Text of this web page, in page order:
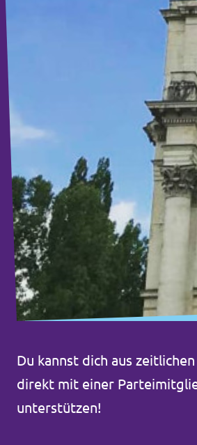
Volt Deutschland
Mache bei uns mit!
Deine Spende für Volt!
Jobs bei Volt
Transparenz
Impressum
Du kannst dich aus
direkt mit einer
unterstützen!